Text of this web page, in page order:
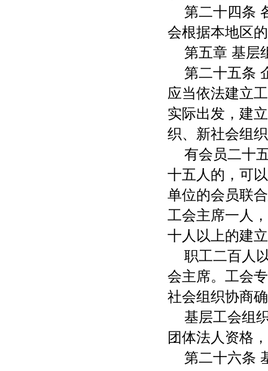
第二十四条
会根据本地区
第五章 基层
第二十五条
应当依法建立
实际出发，建
织、新社会组
有会员二十
十五人的，可
单位的会员联
工会主席一人
十人以上的建
职工二百人
会主席。工会
社会组织协商
基层工会组
团体法人资格
第二十六条